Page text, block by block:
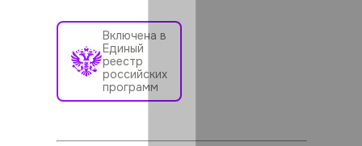
Включена в
Единый
реестр
российских
программ